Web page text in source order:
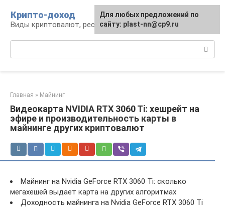
контенту
Крипто-доход
Виды криптовалют, ресурсы и сервисы
Главная » Майнинг
Видеокарта NVIDIA RTX 3060 Ti: хешрейт на
эфире и производительность карты в
майнинге других криптовалют
Майнинг на Nvidia GeForce RTX 3060 Ti: сколько
мегахешей выдает карта на других алгоритмах
Доходность майнинга на Nvidia GeForce RTX 3060 Ti
Для любых предложений по
сайту: plast-nn@cp9.ru